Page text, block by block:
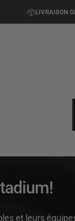
LIVRAISON
et leurs